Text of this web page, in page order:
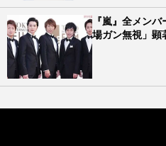
『嵐』全メン
場ガン無視」顕